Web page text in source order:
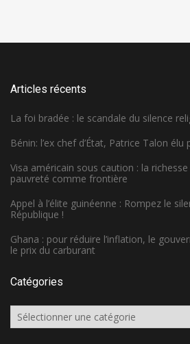
Articles récents
La foi bradée : le scandale du silence
Bénin: l’ex chef d’État, Patrice Talon
Visa américain sous caution : la
pauvreté comme frontière
Appel à l’élite guinéenne : Rompez le
République !
Ghana : pour réduire l’inflation, le
le prix du carburant
Catégories
Catégories